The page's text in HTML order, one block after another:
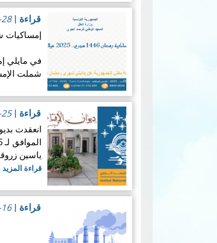
قراءة |
إمساكيات
شملت
إمساكيات
قراءة |
ياسين
قراءة المزيد
قراءة |